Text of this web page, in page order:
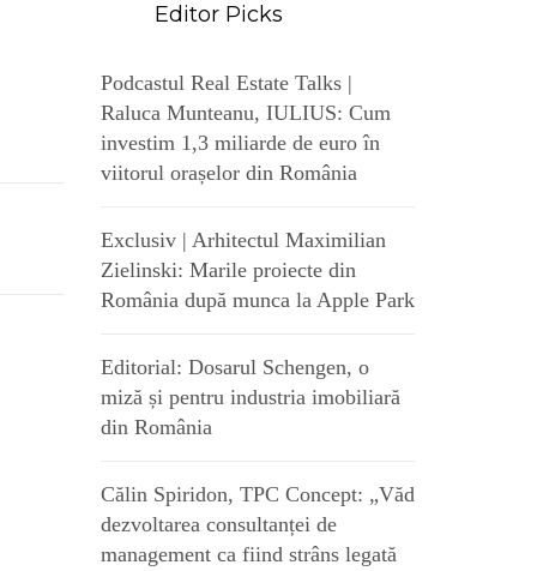
Editor Picks
Podcastul Real Estate Talks |
Raluca Munteanu, IULIUS: Cum
investim 1,3 miliarde de euro în
viitorul orașelor din România
Exclusiv | Arhitectul Maximilian
Zielinski: Marile proiecte din
România după munca la Apple Park
Editorial: Dosarul Schengen, o
miză și pentru industria imobiliară
din România
Călin Spiridon, TPC Concept: „Văd
dezvoltarea consultanței de
management ca fiind strâns legată